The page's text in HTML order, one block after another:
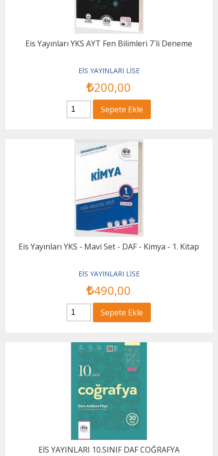
Eis Yayınları YKS AYT Fen Bilimleri 7`li Deneme
EİS YAYINLARI LİSE
200,00
Sepete Ekle
Eis Yayınları YKS - Mavi Set - DAF - Kimya - 1. Kitap
EİS YAYINLARI LİSE
490,00
Sepete Ekle
EİS YAYINLARI 10.SINIF DAF COĞRAFYA